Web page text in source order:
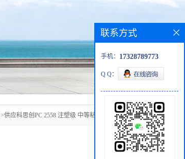
>供应科思创PC 2558 注塑级 中等粘度 易脱模
联系方式
手机： 17328789773
Q Q：